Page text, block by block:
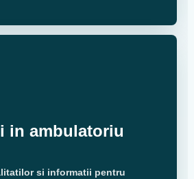
in ambulatoriu
si informatii pentru